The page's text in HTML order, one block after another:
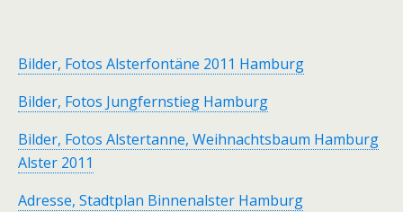
Bilder, Fotos Alsterfontäne 2011 Hamburg
Bilder, Fotos Jungfernstieg Hamburg
Bilder, Fotos Alstertanne, Weihnachtsbaum Hamburg
Alster 2011
Adresse, Stadtplan Binnenalster Hamburg